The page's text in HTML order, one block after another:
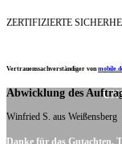
ZERTIFIZIERTE
Vertrauenssachverständiger von
Abwicklung des
Winfried S. aus Weißensberg